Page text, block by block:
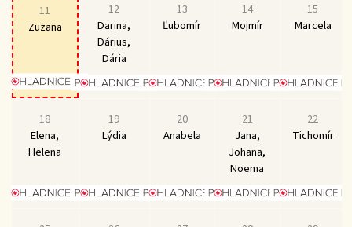
11
Zuzana
12
Darina,
Dárius,
Dária
13
Ľubomír
14
Mojmír
15
Marcela
18
Elena,
Helena
19
Lýdia
20
Anabela
21
Jana,
Johana,
Noema
22
Tichomír